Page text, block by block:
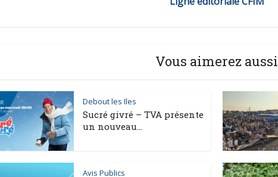
Vous aimerez aussi
Debout les Iles
Sucré givré – TVA présente
un nouveau...
Avis Publics